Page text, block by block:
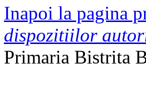
Inapoi la pagina
dispozitiilor
Primaria Bistrita